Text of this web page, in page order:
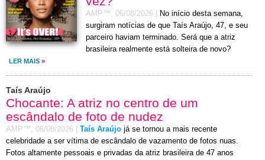
AMP™, 06/08/2026
No início desta semana,
surgiram notícias de que Taís Araújo, 47, e seu
parceiro haviam terminado. Será que a atriz
brasileira realmente está solteira de novo?
LER MAIS »
Taís Araújo
Chocante: A atriz no centro de um
escândalo de foto de nudez
AMP™, 06/08/2026 Taís Araújo já se tornou a mais recente
celebridade a ser vítima de escândalo de vazamento de fotos nuas.
Fotos altamente pessoais e privadas da atriz brasileira de 47 anos